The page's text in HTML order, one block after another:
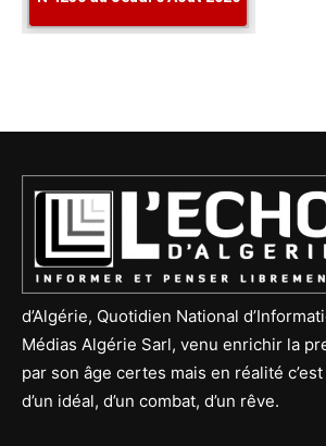
d’Algérie, Quotidien National
Médias Algérie Sarl, venu enrichir la
par son âge certes mais en réalité
d’un idéal, d’un combat, d’un rêve.